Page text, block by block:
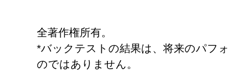
全著作権所有。
*バックテストの結果は、将来のパフ
のではありません。